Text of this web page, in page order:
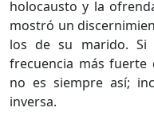
holocausto y la
mostró un
los de su marido. Si
frecuencia más fuerte
no es siempre así;
inversa.